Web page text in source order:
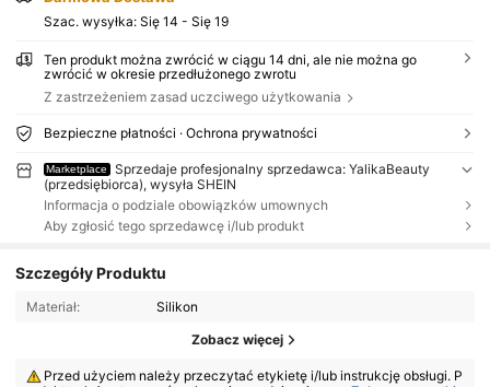
Szac. wysyłka: Się 14 - Się 19
Ten produkt można zwrócić w ciągu 14 dni, ale nie można go
zwrócić w okresie przedłużonego zwrotu
Z zastrzeżeniem zasad uczciwego użytkowania
Bezpieczne płatności · Ochrona prywatności
Marketplace
Sprzedaje profesjonalny sprzedawca: YalikaBeauty
(przedsiębiorca), wysyła SHEIN
Informacja o podziale obowiązków umownych
Aby zgłosić tego sprzedawcę i/lub produkt
Szczegóły Produktu
Materiał: Silikon
Zobacz więcej
Przed użyciem należy przeczytać etykietę i/lub instrukcję obsługi. P